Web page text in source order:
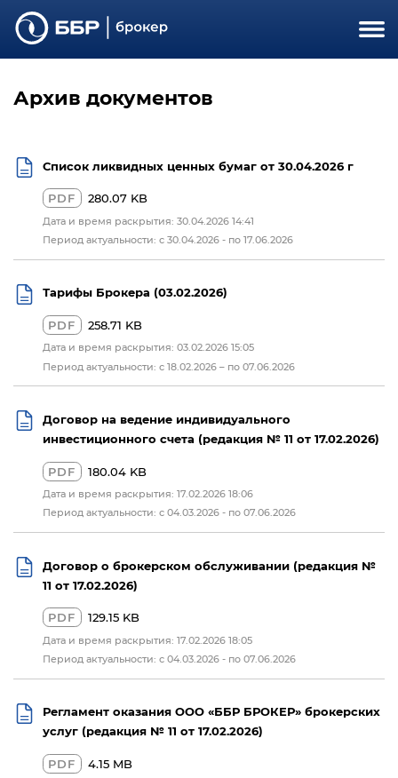
Архив документов
Список ликвидных ценных бумаг от 30.04.2026 г
PDF 280.07 KB
Дата и время раскрытия: 30.04.2026 14:41
Период актуальности: c 30.04.2026 - по 17.06.2026
Тарифы Брокера (03.02.2026)
PDF 258.71 KB
Дата и время раскрытия: 03.02.2026 15:05
Период актуальности: с 18.02.2026 – по 07.06.2026
Договор на ведение индивидуального
инвестиционного счета (редакция № 11 от 17.02.2026)
PDF 180.04 KB
Дата и время раскрытия: 17.02.2026 18:06
Период актуальности: с 04.03.2026 - по 07.06.2026
Договор о брокерском обслуживании (редакция №
11 от 17.02.2026)
PDF 129.15 KB
Дата и время раскрытия: 17.02.2026 18:05
Период актуальности: с 04.03.2026 - по 07.06.2026
Регламент оказания ООО «ББР БРОКЕР» брокерских
услуг (редакция № 11 от 17.02.2026)
PDF 4.15 MB